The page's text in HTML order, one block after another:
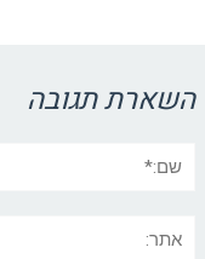
השארת תגובה